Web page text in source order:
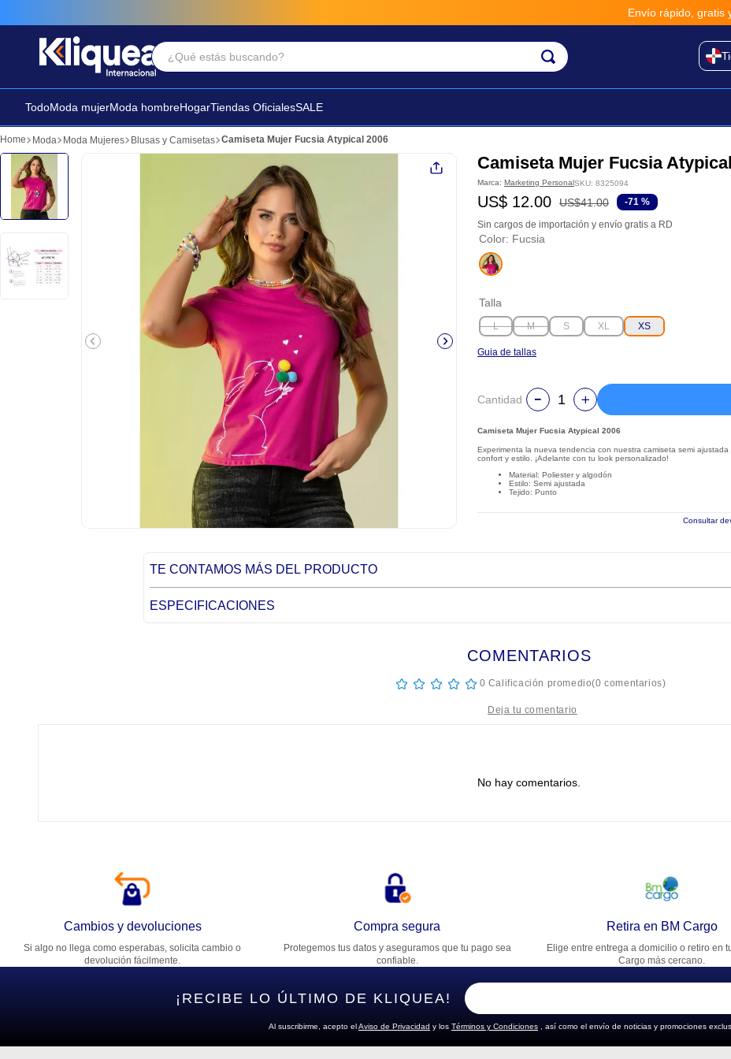
Envío rápido, gratis y seguro
¿Qué estás buscando?
TodoModa mujerModa hombreHogarTiendas OficialesSALE
Moda Moda Mujeres Blusas y Camisetas Camiseta Mujer Fucsia Atypical 2006
Camiseta Mujer Fucsia
Marca: Marketing PersonalSKU: 8325094
US$ 12.00 US$41.00 -71 %
Sin cargos de importación y envío gratis a RD
Color: Fucsia
Talla
L M S XL XS
Guia de tallas
Cantidad
Camiseta Mujer Fucsia Atypical 2006
Experimenta la nueva tendencia con nuestra camiseta semi
confort y estilo. ¡Adelante con tu look personalizado!
Material: Poliester y algodón
Estilo: Semi ajustada
Tejido: Punto
Consultar
TE CONTAMOS MÁS DEL PRODUCTO
ESPECIFICACIONES
COMENTARIOS
☆ ☆ ☆ ☆ ☆ 0 Calificación promedio(0 comentarios)
Dirección de email
Escribe un comentario
No hay comentarios.
Cambios y devoluciones
Si algo no llega como esperabas, solicita cambio o
devolución fácilmente.
Compra segura
Protegemos tus datos y aseguramos que tu pago sea
confiable.
Retira en BM Cargo
Elige entre entrega a domicilio o retiro en
Cargo más cercano.
¡RECIBE LO ÚLTIMO DE KLIQUEA!
Al suscribirme, acepto elAviso de Privacidad y los Términos y Condiciones , así como el envío de noticias y promociones
Términos Más Buscados
2. sandalia
3. futbol